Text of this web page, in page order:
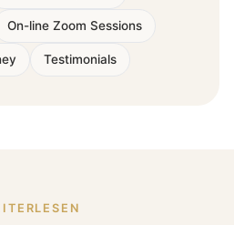
On-line Zoom Sessions
Testimonials